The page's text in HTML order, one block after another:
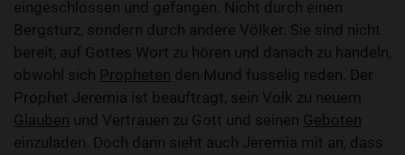
eingeschlossen und gefangen. Nicht durch einen
Bergsturz, sondern durch andere Völker. Sie sind nicht
bereit, auf Gottes Wort zu hören und danach zu handeln,
obwohl sich Propheten den Mund fusselig reden. Der
Prophet Jeremia ist beauftragt, sein Volk zu neuem
Glauben und Vertrauen zu Gott und seinen Geboten
einzuladen. Doch dann sieht auch Jeremia mit an, dass